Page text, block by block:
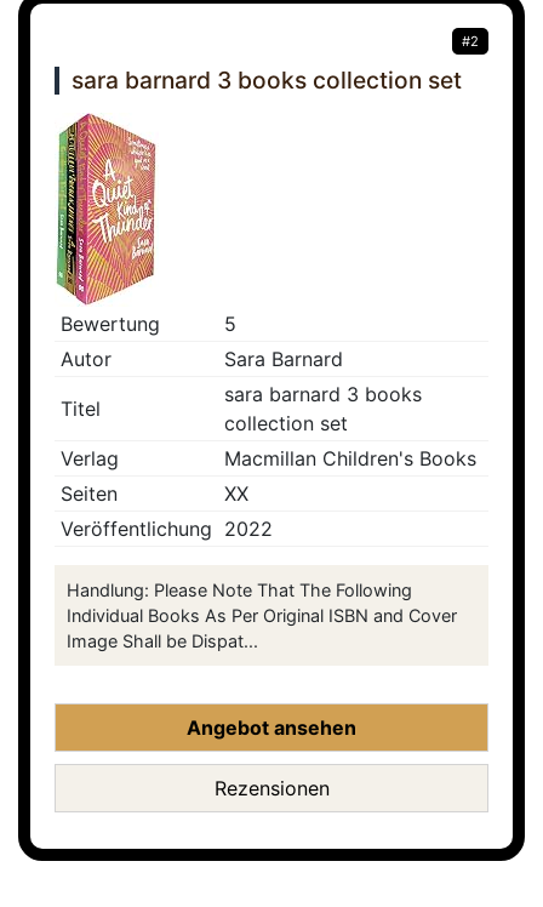
#2
sara barnard 3 books collection set
Bewertung
5
Autor
Sara Barnard
Titel
sara barnard 3 books
collection set
Verlag
Macmillan Children's Books
Seiten
XX
Veröffentlichung 2022
Handlung: Please Note That The Following
Individual Books As Per Original ISBN and Cover
Image Shall be Dispat...
Angebot ansehen
Rezensionen